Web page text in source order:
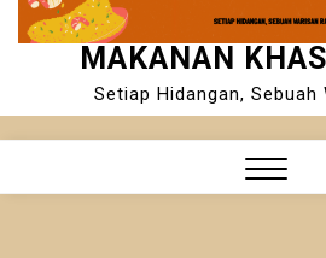
MAKANAN
Setiap Hidangan, Sebuah